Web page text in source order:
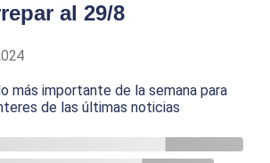
al 29/8
más importante de la semana para
de las últimas noticias